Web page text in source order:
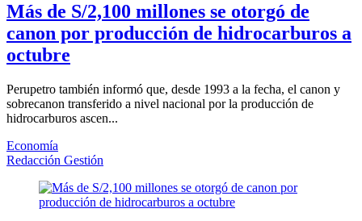
Más de S/2,100 millones se otorgó de
canon por producción de hidrocarburos a
octubre
Perupetro también informó que, desde 1993 a la fecha, el canon y
sobrecanon transferido a nivel nacional por la producción de
hidrocarburos ascen...
Economía
Redacción Gestión